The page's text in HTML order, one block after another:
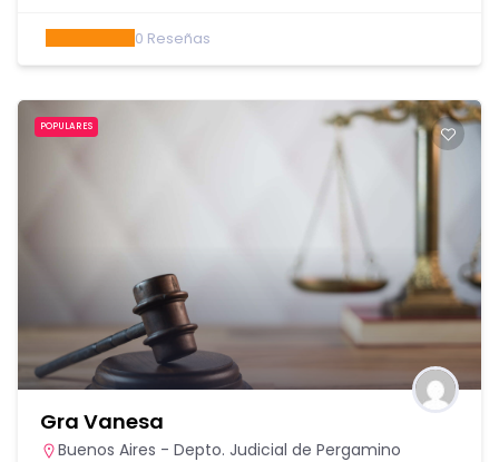
0 Reseñas
POPULARES
Gra Vanesa
Buenos Aires - Depto. Judicial de Pergamino